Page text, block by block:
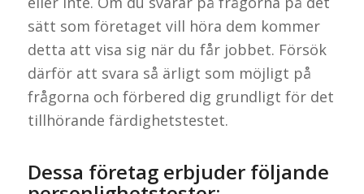
sätt som företaget vill höra dem kommer
detta att visa sig när du får jobbet. Försök
därför att svara så ärligt som möjligt på
frågorna och förbered dig grundligt för det
tillhörande färdighetstestet.
Dessa företag erbjuder följande